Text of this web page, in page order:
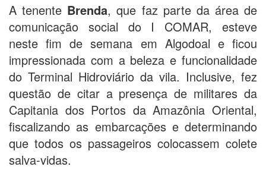
A tenente Brenda, que faz parte da área de
comunicação social do I COMAR, esteve
neste fim de semana em Algodoal e ficou
impressionada com a beleza e funcionalidade
do Terminal Hidroviário da vila. Inclusive, fez
questão de citar a presença de militares da
Capitania dos Portos da Amazônia Oriental,
fiscalizando as embarcações e determinando
que todos os passageiros colocassem colete
salva-vidas.